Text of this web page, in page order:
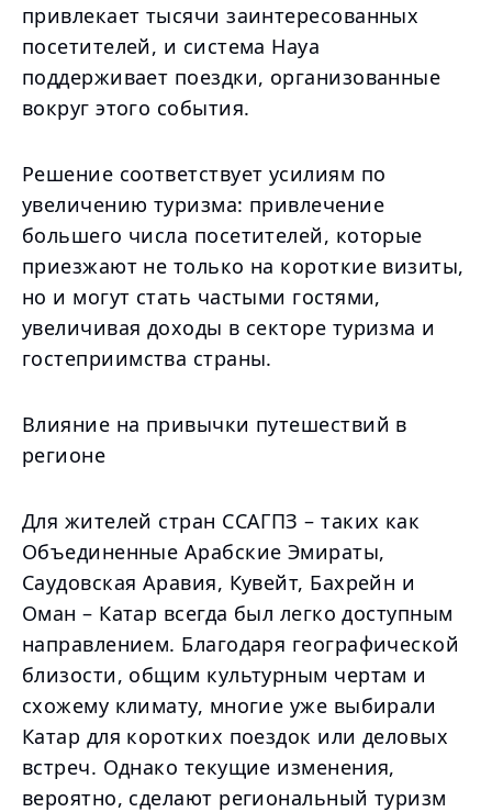
привлекает тысячи заинтересованных
посетителей, и система Haya
поддерживает поездки, организованные
вокруг этого события.
Решение соответствует усилиям по
увеличению туризма: привлечение
большего числа посетителей, которые
приезжают не только на короткие визиты,
но и могут стать частыми гостями,
увеличивая доходы в секторе туризма и
гостеприимства страны.
Влияние на привычки путешествий в
регионе
Для жителей стран ССАГПЗ – таких как
Объединенные Арабские Эмираты,
Саудовская Аравия, Кувейт, Бахрейн и
Оман – Катар всегда был легко доступным
направлением. Благодаря географической
близости, общим культурным чертам и
схожему климату, многие уже выбирали
Катар для коротких поездок или деловых
встреч. Однако текущие изменения,
вероятно, сделают региональный туризм